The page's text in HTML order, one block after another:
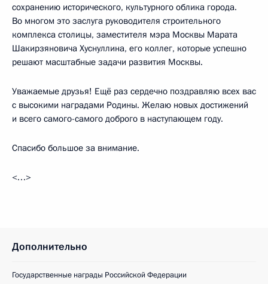
сохранению исторического, культурного облика города.
Во многом это заслуга руководителя строительного
комплекса столицы, заместителя мэра Москвы Марата
Шакирзяновича Хуснуллина, его коллег, которые успешно
решают масштабные задачи развития Москвы.
Уважаемые друзья! Ещё раз сердечно поздравляю всех вас
с высокими наградами Родины. Желаю новых достижений
и всего самого-самого доброго в наступающем году.
Спасибо большое за внимание.
<…>
Дополнительно
Государственные награды Российской Федерации